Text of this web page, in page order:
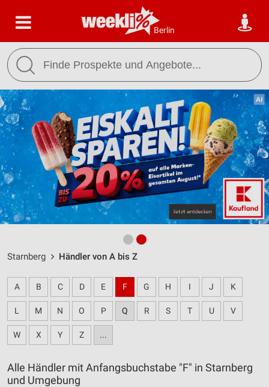
Berlin
Starnberg Händler von A bis Z
A B C D E F G H I J K
L M N O P Q R S T U V
W X Y Z ...
Alle Händler mit Anfangsbuchstabe "F" in Starnberg
und Umgebung